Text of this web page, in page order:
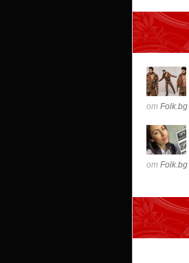
от Folk.bg
от Folk.bg